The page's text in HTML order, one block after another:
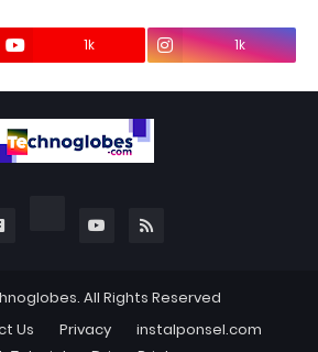
1k 1k
. All Rights Reserved
Us Privacy
instalponsel.com